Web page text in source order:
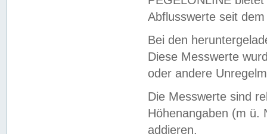
Abflusswerte seit
Bei den
Diese Messwerte
oder andere
Die Messwerte sind
Höhenangaben (m ü.
addieren.